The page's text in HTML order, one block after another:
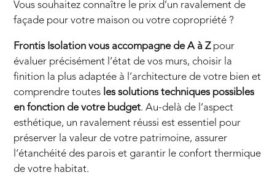
Vous souhaitez connaître le prix d’un ravalement de
façade pour votre maison ou votre copropriété ?
Frontis Isolation vous accompagne de A à Zpour
évaluer précisément l’état de vos murs, choisir la
finition la plus adaptée à l’architecture de votre bien et
comprendre toutes les solutions techniques possibles
en fonction de votre budget. Au-delà de l’aspect
esthétique, un ravalement réussi est essentiel pour
préserver la valeur de votre patrimoine, assurer
l’étanchéité des parois et garantir le confort thermique
de votre habitat.